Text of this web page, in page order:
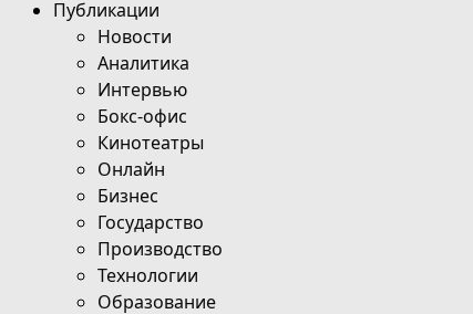
Публикации
Новости
Аналитика
Интервью
Бокс-офис
Кинотеатры
Онлайн
Бизнес
Государство
Производство
Технологии
Образование